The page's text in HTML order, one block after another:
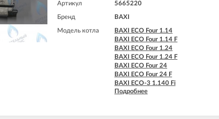
Артикул 5665220
Бренд BAXI
Модель котла
BAXI ECO Four 1.14
BAXI ECO Four 1.14 F
BAXI ECO Four 1.24
BAXI ECO Four 1.24 F
BAXI ECO Four 24
BAXI ECO Four 24 F
BAXI ECO-3 1.140 Fi
BAXI ECO-3 1.240 Fi
Подробнее